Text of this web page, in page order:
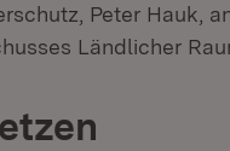
Peter Hauk,
Ländlicher